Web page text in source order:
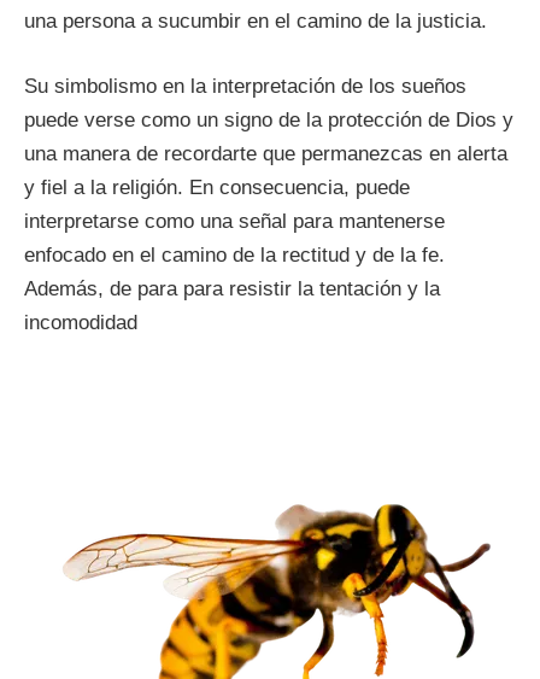
una persona a sucumbir en el camino de la justicia.
Su simbolismo en la interpretación de los sueños
puede verse como un signo de la protección de Dios y
una manera de recordarte que permanezcas en alerta
y fiel a la religión. En consecuencia, puede
interpretarse como una señal para mantenerse
enfocado en el camino de la rectitud y de la fe.
Además, de para para resistir la tentación y la
incomodidad